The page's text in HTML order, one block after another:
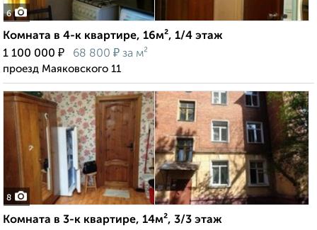
6
Комната в 4-к квартире, 16м², 1/4 этаж
1 100 000 ₽ 68 800 ₽ за м²
проезд Маяковского 11
8
Комната в 3-к квартире, 14м², 3/3 этаж